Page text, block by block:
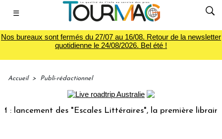
☰
Nos bureaux sont fermés du 27/07 au 16/08. Retour de la newsletter
quotidienne le 24/08/2026. Bel été !
Accueil > Publi-rédactionnel
des "Escales Littéraires", la première librairie